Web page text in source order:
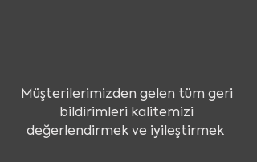
Müşterilerimizden gelen tüm geri
bildirimleri kalitemizi
değerlendirmek ve iyileştirmek